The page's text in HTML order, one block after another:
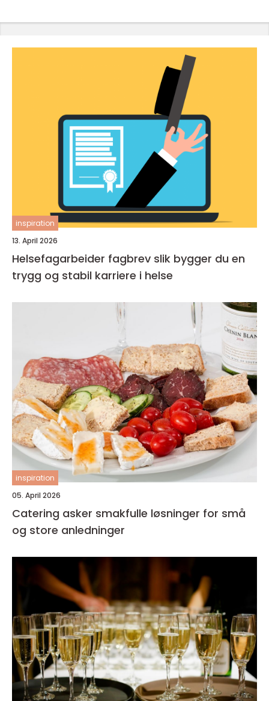
inspiration
13. April 2026
Helsefagarbeider fagbrev slik bygger du en
trygg og stabil karriere i helse
inspiration
05. April 2026
Catering asker smakfulle løsninger for små
og store anledninger